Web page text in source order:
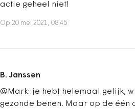
actie geheel niet!
Op 20 mei 2021, 08:45
B. Janssen
@Mark: je hebt helemaal gelijk,
gezonde benen. Maar op de één